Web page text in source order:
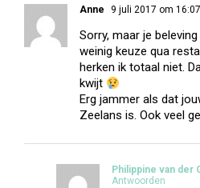
Anne 9 juli 2017 om 16:07
Sorry, maar je
weinig keuze qua
herken ik totaal niet.
kwijt
Erg jammer als dat
Zeelans is. Ook veel
Philippine van der
Antwoorden